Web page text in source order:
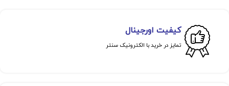
کیفیت اورجینال
تمایز در خرید با الکترونیک سنتر